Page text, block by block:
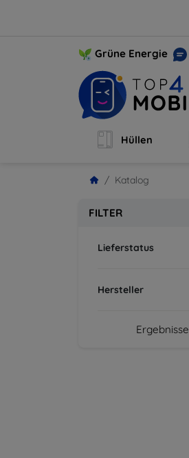
Grüne Energie
Hüllen
Katalog
FILTER
Lieferstatus
Hersteller
Ergebnisse